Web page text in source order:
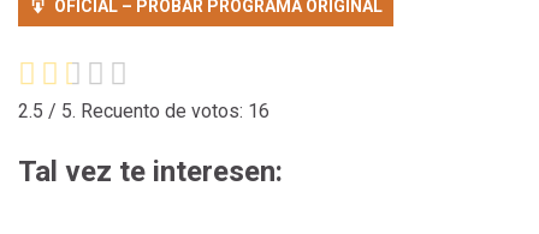
OFICIAL – PROBAR PROGRAMA ORIGINAL
2.5 / 5. Recuento de votos: 16
Tal vez te interesen: